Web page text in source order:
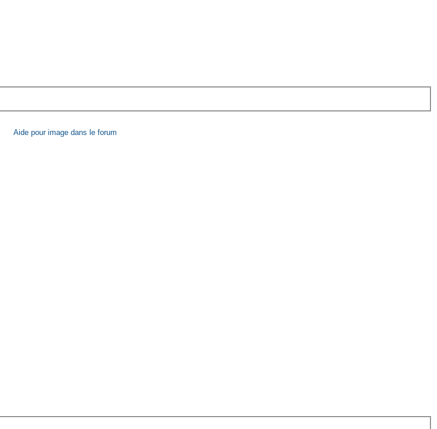
Aide pour image dans le forum